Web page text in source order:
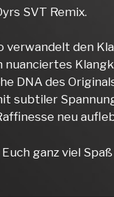
SVT Remix.
verwandelt den
nuanciertes
DNA des
subtiler
neu
ganz viel